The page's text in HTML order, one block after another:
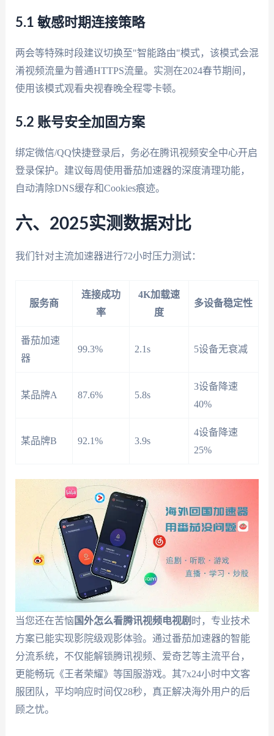
5.1 敏感时期连接策略
两会等特殊时段建议切换至"智能路由"模式，该模式会混
淆视频流量为普通HTTPS流量。实测在2024春节期间，
使用该模式观看央视春晚全程零卡顿。
5.2 账号安全加固方案
绑定微信/QQ快捷登录后，务必在腾讯视频安全中心开启
登录保护。建议每周使用番茄加速器的深度清理功能，
自动清除DNS缓存和Cookies痕迹。
六、2025实测数据对比
我们针对主流加速器进行72小时压力测试：
服务商
连接成功
率
4K加载速
度
多设备稳定性
番茄加速
器
99.3% 2.1s 5设备无衰减
某品牌A 87.6% 5.8s
3设备降速
40%
某品牌B 92.1% 3.9s
4设备降速
25%
当您还在苦恼 国外怎么看腾讯视频电视剧 时，专业技术
方案已能实现影院级观影体验。通过番茄加速器的智能
分流系统，不仅能解锁腾讯视频、爱奇艺等主流平台，
更能畅玩《王者荣耀》等国服游戏。其7x24小时中文客
服团队，平均响应时间仅28秒，真正解决海外用户的后
顾之忧。